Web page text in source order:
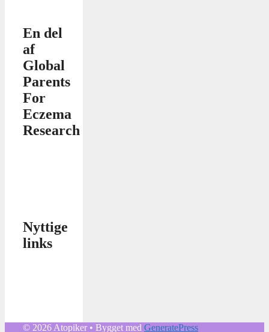
En del
af
Global
Parents
For
Eczema
Research
Nyttige
links
© 2026 Atopiker • Bygget med GeneratePress